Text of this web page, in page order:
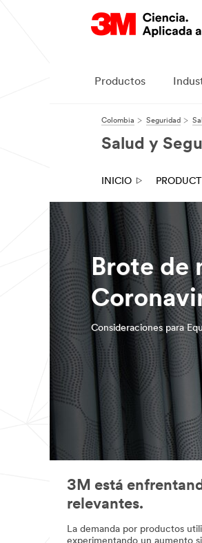
Productos
Colombia Seguridad
Salud y
INICIO
Brote de
Consideraciones para
3M está
relevantes.
La demanda por productos